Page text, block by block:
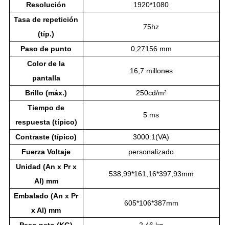
Resolución
1920*1080
Tasa de repetición
(típ.)
75hz
Paso de punto
0,27156 mm
Color de la
pantalla
16,7 millones
Brillo (máx.)
250cd/m²
Tiempo de
respuesta (típico)
5 ms
Contraste (típico)
3000:1(VA)
Fuerza Voltaje
personalizado
Unidad (An x Pr x
Al) mm
538,99*161,16*397,93mm
Embalado (An x Pr
x Al) mm
605*106*387mm